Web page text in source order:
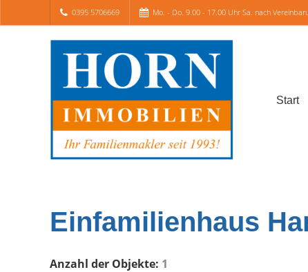
0395 5706669 Mo. - Do. 9.00 - 17.00 Uhr Sa. nach
Start
Einfamilienhaus
Anzahl der Objekte: 1